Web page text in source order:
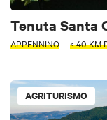
Tenuta Santa
APPENNINO < 40 KM
AGRITURISMO